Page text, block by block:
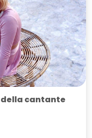
cantante